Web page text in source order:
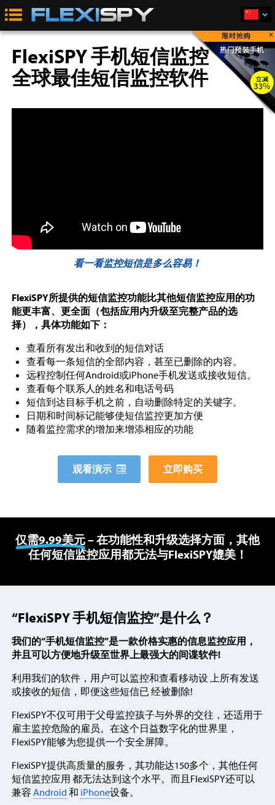
×
FlexiSPY 手机短信监控
全球最佳短信监控软件
看一看监控短信是多么容易！
FlexiSPY所提供的短信监控功能比其他短信监控应用的功
能更丰富、更全面（包括应用内升级至完整产品的选
择），具体功能如下：
查看所有发出和收到的短信对话
查看每一条短信的全部内容，甚至已删除的内容。
远程控制任何Android或iPhone手机发送或接收短信。
查看每个联系人的姓名和电话号码
短信到达目标手机之前，自动删除特定的关键字。
日期和时间标记能够使短信监控更加方便
随着监控需求的增加来增添相应的功能
观看演示 立即购买
仅需9.99美元– 在功能性和升级选择方面，其他
任何短信监控应用都无法与FlexiSPY媲美！
“FlexiSPY 手机短信监控”是什么？
我们的“手机短信监控”是一款价格实惠的信息监控应用，
并且可以方便地升级至世界上最强大的间谍软件!
利用我们的软件，用户可以监控和查看移动设 上所有发送
或接收的短信，即便这些短信已 经被删除!
FlexiSPY不仅可用于父母监控孩子与外界的交往，还适用于
雇主监控危险的雇员。在这个日益数字化的世界里，
FlexiSPY能够为您提供一个安全屏障。
FlexiSPY提供高质量的服务，其功能达150多个，其他任何
短信监控应用 都无法达到这个水平。而且FlexiSPY还可以
兼容 Android 和 iPhone设备。